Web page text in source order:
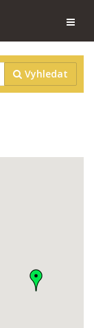
Vyhledat